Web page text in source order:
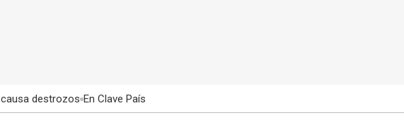
destrozos En Clave País